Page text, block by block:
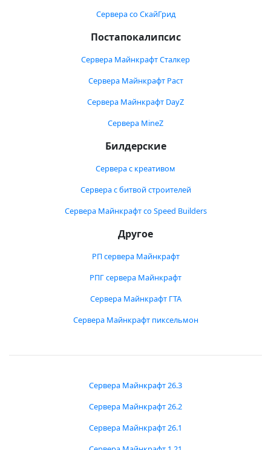
Сервера со СкайГрид
Постапокалипсис
Сервера Майнкрафт Сталкер
Сервера Майнкрафт Раст
Сервера Майнкрафт DayZ
Сервера MineZ
Билдерские
Сервера с креативом
Сервера с битвой строителей
Сервера Майнкрафт со Speed Builders
Другое
РП сервера Майнкрафт
РПГ сервера Майнкрафт
Сервера Майнкрафт ГТА
Сервера Майнкрафт пиксельмон
Сервера Майнкрафт 26.3
Сервера Майнкрафт 26.2
Сервера Майнкрафт 26.1